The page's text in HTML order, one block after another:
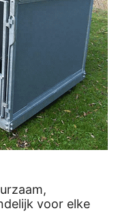
voor elke